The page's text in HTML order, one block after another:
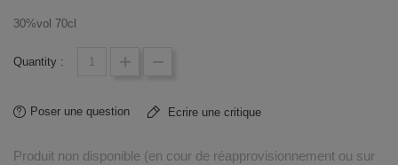
30%vol 70cl
Quantity :
Poser une question Ecrire une critique
Produit non disponible (en cour de réapprovisionnement ou sur